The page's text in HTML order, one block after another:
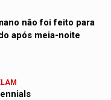
não foi feito para
após meia-noite